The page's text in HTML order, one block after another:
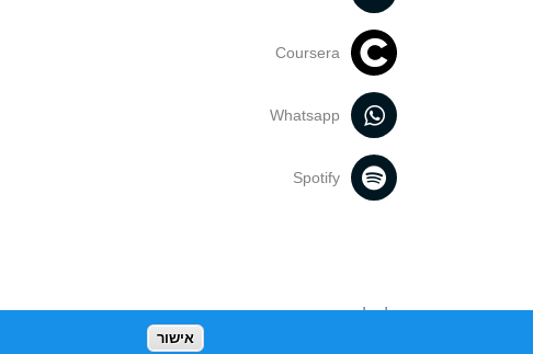
Coursera
Whatsapp
Spotify
שנעשה בתכנים אלה לדעתך מפר זכויות
אישור